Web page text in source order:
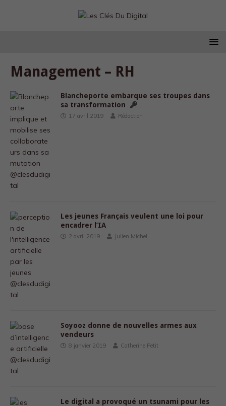
Management – RH
Blancheporte embarque ses troupes dans
sa transformation
17 avril 2019 Rédaction
Les jeunes Français veulent une loi pour
encadrer l’IA
2 avril 2019 Julien Michel
Soyooz donne de nouvelles armes aux
vendeurs
8 janvier 2019 Catherine Petit
Le digital a provoqué un tsunami pour les